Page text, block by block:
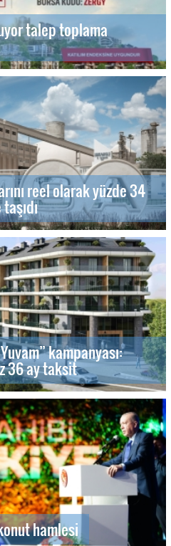
talep toplama
reel olarak yüzde 34
kampanyası:
36 ay taksit
hamlesi